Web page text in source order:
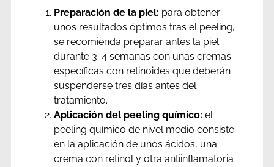
Preparación de la piel: para obtener
unos resultados óptimos tras el peeling,
se recomienda preparar antes la piel
durante 3-4 semanas con unas cremas
específicas con retinoides que deberán
suspenderse tres días antes del
tratamiento.
Aplicación del peeling químico: el
peeling químico de nivel medio consiste
en la aplicación de unos ácidos, una
crema con retinol y otra antiinflamatoria